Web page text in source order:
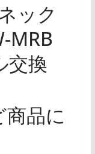
ック
MRB
交換
品に